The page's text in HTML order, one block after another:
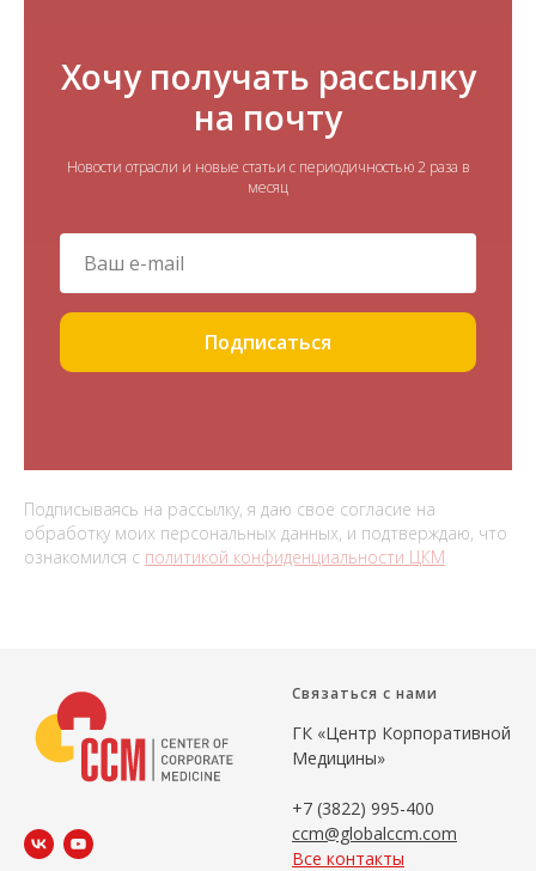
Хочу получать рассылку
на почту
Новости отрасли и новые статьи с периодичностью 2 раза в
месяц
Подписаться
Подписываясь на рассылку, я даю свое согласие на
обработку моих персональных данных, и подтверждаю, что
ознакомился с политикой конфиденциальности ЦКМ
Связаться с нами
ГК «Центр Корпоративной
Медицины»
+7 (3822) 995-400
ccm@globalccm.com
Все контакты